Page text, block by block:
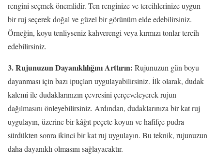
rengini seçmek önemlidir. Ten renginize ve tercihlerinize uygun
bir ruj seçerek doğal ve güzel bir görünüm elde edebilirsiniz.
Örneğin, koyu tenliyseniz kahverengi veya kırmızı tonlar tercih
edebilirsiniz.
3. Rujunuzun Dayanıklılığını Arttırın: Rujunuzun gün boyu
dayanması için bazı ipuçları uygulayabilirsiniz. İlk olarak, dudak
kalemi ile dudaklarınızın çevresini çerçeveleyerek rujun
dağılmasını önleyebilirsiniz. Ardından, dudaklarınıza bir kat ruj
uygulayın, üzerine bir kâğıt peçete koyun ve hafifçe pudra
sürdükten sonra ikinci bir kat ruj uygulayın. Bu teknik, rujunuzun
daha dayanıklı olmasını sağlayacaktır.